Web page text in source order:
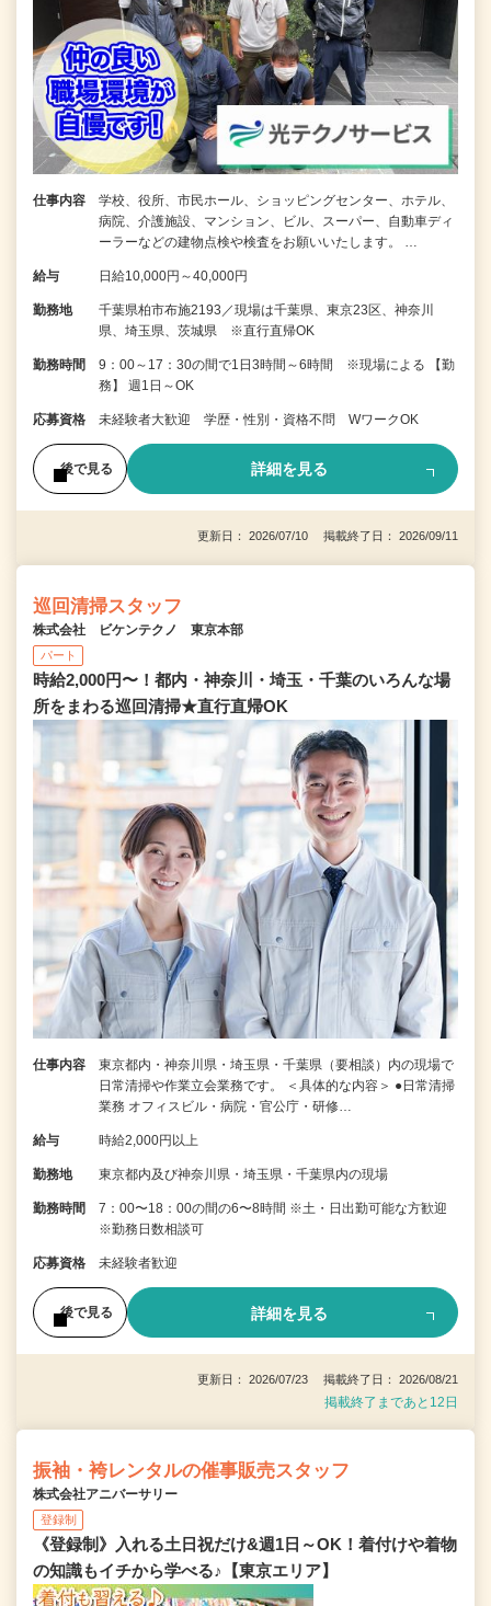
仕事内容
学校、役所、市民ホール、ショッピングセンター、ホテル、
病院、介護施設、マンション、ビル、スーパー、自動車ディ
ーラーなどの建物点検や検査をお願いいたします。 …
給与 日給10,000円～40,000円
勤務地
千葉県柏市布施2193／現場は千葉県、東京23区、神奈川
県、埼玉県、茨城県 ※直行直帰OK
勤務時間
9：00～17：30の間で1日3時間～6時間 ※現場による 【勤
務】 週1日～OK
応募資格 未経験者大歓迎 学歴・性別・資格不問 WワークOK
後で見る 詳細を見る
更新日： 2026/07/10 掲載終了日： 2026/09/11
巡回清掃スタッフ
株式会社 ビケンテクノ 東京本部
パート
時給2,000円〜！都内・神奈川・埼玉・千葉のいろんな場
所をまわる巡回清掃★直行直帰OK
仕事内容
東京都内・神奈川県・埼玉県・千葉県（要相談）内の現場で
日常清掃や作業立会業務です。 ＜具体的な内容＞ ●日常清掃
業務 オフィスビル・病院・官公庁・研修…
給与 時給2,000円以上
勤務地 東京都内及び神奈川県・埼玉県・千葉県内の現場
勤務時間
7：00〜18：00の間の6〜8時間 ※土・日出勤可能な方歓迎
※勤務日数相談可
応募資格 未経験者歓迎
後で見る 詳細を見る
更新日： 2026/07/23 掲載終了日： 2026/08/21
掲載終了まであと12日
振袖・袴レンタルの催事販売スタッフ
株式会社アニバーサリー
登録制
《登録制》入れる土日祝だけ&週1日～OK！着付けや着物
の知識もイチから学べる♪【東京エリア】